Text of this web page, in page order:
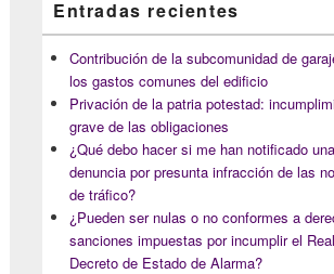
Entradas recientes
Contribución de la subcomunidad de
los gastos comunes del edificio
Privación de la patria potestad:
grave de las obligaciones
¿Qué debo hacer si me han notificado una
denuncia por presunta infracción de las
de tráfico?
¿Pueden ser nulas o no conformes a
sanciones impuestas por incumplir el Real
Decreto de Estado de Alarma?